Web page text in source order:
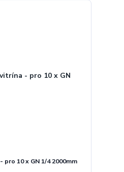
10 x GN 1/4 2000mm